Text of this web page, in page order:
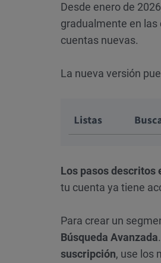
Desde enero de
gradualmente en
cuentas nuevas.
La nueva versión
Los pasos descritos
tu cuenta ya tiene
Para crear un
Búsqueda Avanzada
suscripción, use los